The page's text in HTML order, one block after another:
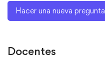
Hacer una nueva pregunta
Docentes